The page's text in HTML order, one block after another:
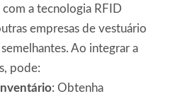
a tecnologia RFID
empresas de vestuário
Ao integrar a
pode:
: Obtenha